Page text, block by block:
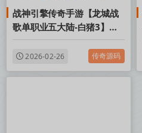
战神引擎传奇手游【龙城战
歌单职业五大陆-白猪3】
Win一键服务端+安卓苹果双
端+GM授权后台+视频架设
2026-02-26 传奇源码